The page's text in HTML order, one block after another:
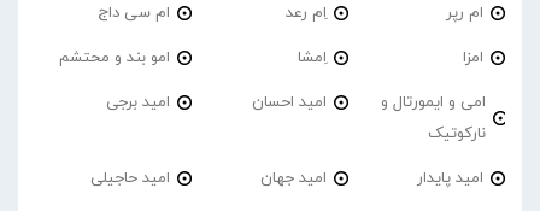
ام رپر اِم رعد ام سی داج
امزا اِمشا امو بند و محتشم
امی و ایمورتال و
نارکوتیک
امید احسان امید برجی
امید پایدار امید جهان امید حاجیلی